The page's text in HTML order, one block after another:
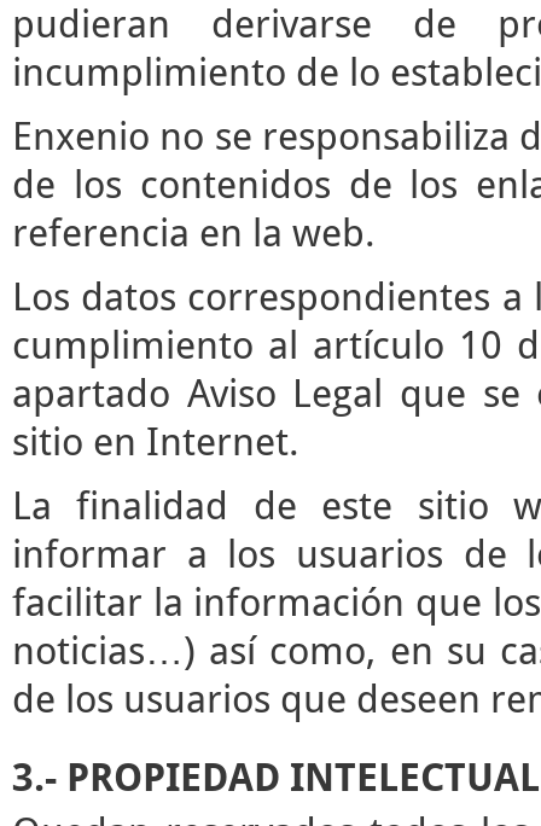
pudieran derivarse de
incumplimiento de lo
Enxenio no se responsabiliza
de los contenidos de los
referencia en la web.
Los datos correspondientes
cumplimiento al artículo 10
apartado Aviso Legal que
sitio en Internet.
La finalidad de este sitio
informar a los usuarios de
facilitar la información que
noticias…) así como, en su
de los usuarios que deseen
3.- PROPIEDAD